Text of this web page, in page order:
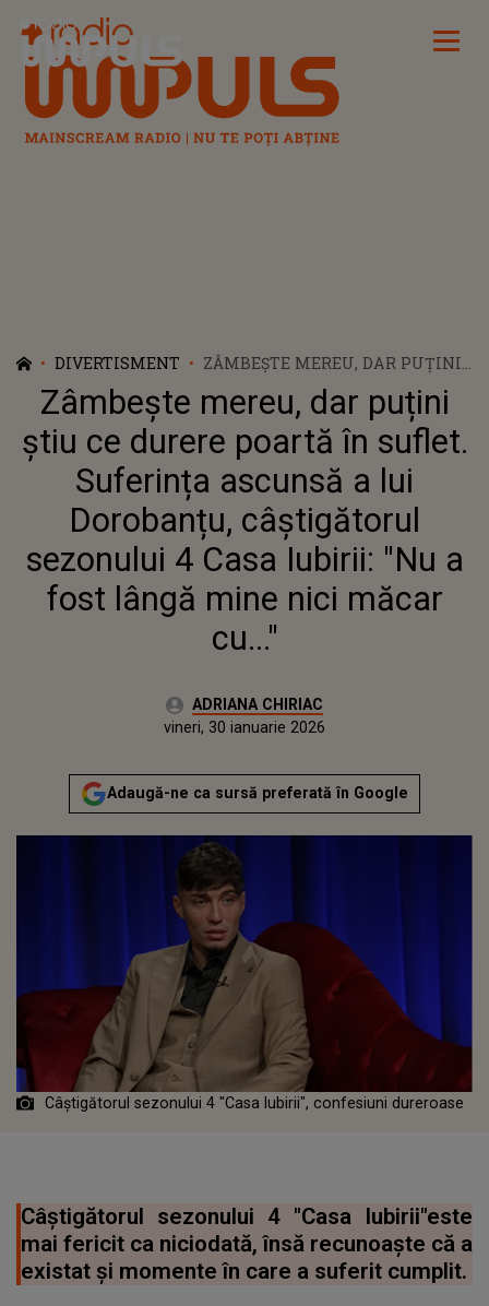
Radio Impuls
DIVERTISMENT
ZÂMBEȘTE MEREU, DAR PUȚINI
ȘTIU CE DURERE POARTĂ ÎN
SUFLET. SUFERINȚA ASCUNSĂ A
LUI DOROBANȚU,
CÂȘTIGĂTORUL SEZONULUI 4
CASA IUBIRII: "NU A FOST
LÂNGĂ MINE NICI MĂCAR CU..."
Zâmbește mereu, dar puțini
știu ce durere poartă în suflet.
Suferința ascunsă a lui
Dorobanțu, câștigătorul
sezonului 4 Casa Iubirii: "Nu a
fost lângă mine nici măcar
cu..."
Autor:ADRIANA CHIRIAC
vineri, 30 ianuarie 2026Actualizat:
vineri, 30 ianuarie 2026
Adaugă-ne ca sursă preferată în Google
Câștigătorul sezonului 4 "Casa Iubirii", confesiuni dureroase
Câștigătorul sezonului 4 "Casa Iubirii"este
mai fericit ca niciodată, însă recunoaşte că a
existat şi momente în care a suferit cumplit.